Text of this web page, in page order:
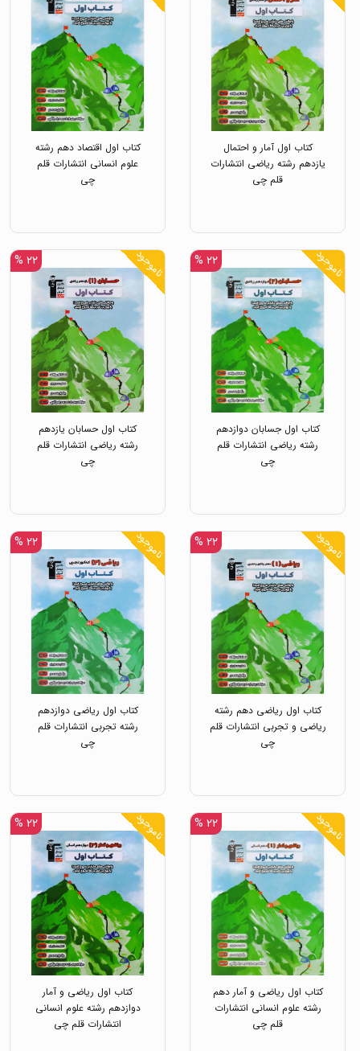
کتاب اول آمار و احتمال
یازدهم رشته ریاضی انتشارات
قلم چی
کتاب اول اقتصاد دهم رشته
علوم انسانی انتشارات قلم
چی
ناموجود ۲۲ %
کتاب اول جسابان دوازدهم
رشته ریاضی انتشارات قلم
چی
ناموجود ۲۲ %
کتاب اول حسابان یازدهم
رشته ریاضی انتشارات قلم
چی
ناموجود ۲۲ %
کتاب اول ریاضی دهم رشته
ریاضی و تجربی انتشارات قلم
چی
ناموجود ۲۲ %
کتاب اول ریاضی دوازدهم
رشته تجربی انتشارات قلم
چی
ناموجود ۲۲ %
کتاب اول ریاضی و آمار دهم
رشته علوم انسانی انتشارات
قلم چی
ناموجود ۲۲ %
کتاب اول ریاضی و آمار
دوازدهم رشته علوم انسانی
انتشارات قلم چی